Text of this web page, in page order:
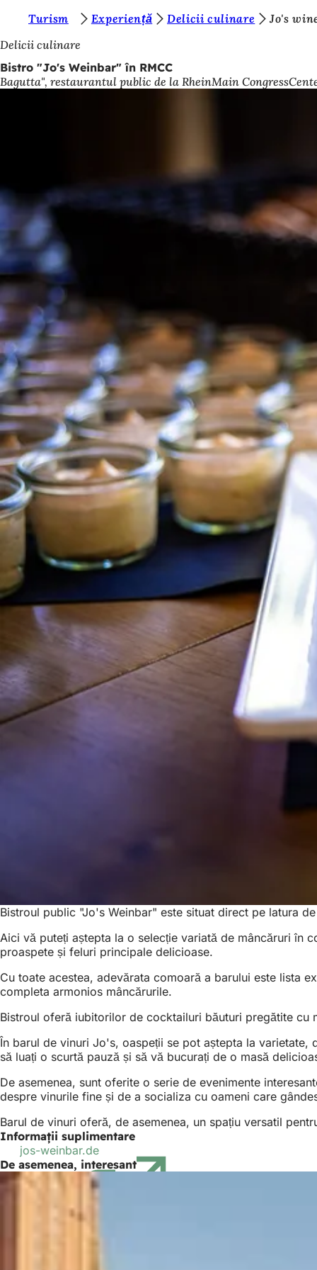
Salt la conținut
u
n
t
i
:
Turism Experiență Delicii culinare
Jo's
Delicii culinare
Bistro "Jo's Weinbar" în RMCC
Bagutta", restaurantul public de la RheinMain
Bistroul public "Jo's Weinbar" este situat direct pe latura
Aici vă puteți aștepta la o selecție variată de mâncăruri în
proaspete și feluri principale delicioase.
Cu toate acestea, adevărata comoară a barului este lista
completa armonios mâncărurile.
Bistroul oferă iubitorilor de cocktailuri băuturi pregătite cu
În barul de vinuri Jo's, oaspeții se pot aștepta la
să luați o scurtă pauză și să vă bucurați de o masă
De asemenea, sunt oferite o serie de evenimente
despre vinurile fine și de a socializa cu oameni care
Barul de vinuri oferă, de asemenea, un spațiu versatil
Informații suplimentare
jos-weinbar.de
deschide
o
De asemenea, interesant